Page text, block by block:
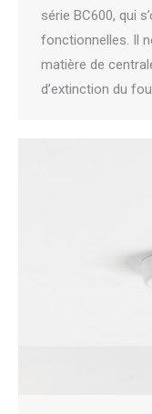
série BC600, qui
fonctionnelles. Il
matière de
d’extinction du